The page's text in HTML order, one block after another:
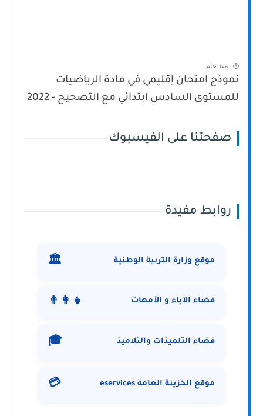
منذ عام
نموذج امتحان إقليمي في مادة الرياضيات
للمستوى السادس ابتدائي مع التصحيح - 2022
صفحتنا على الفيسبوك
روابط مفيدة
موقع وزارة التربية الوطنية 🏛️
فضاء الآباء و الأمهات 👨‍👩‍👧
فضاء التلميذات والتلاميذ 🎓
موقع الخزينة العامة eservices 💳